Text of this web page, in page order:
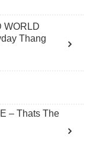
WORLD
Thang
– Thats The